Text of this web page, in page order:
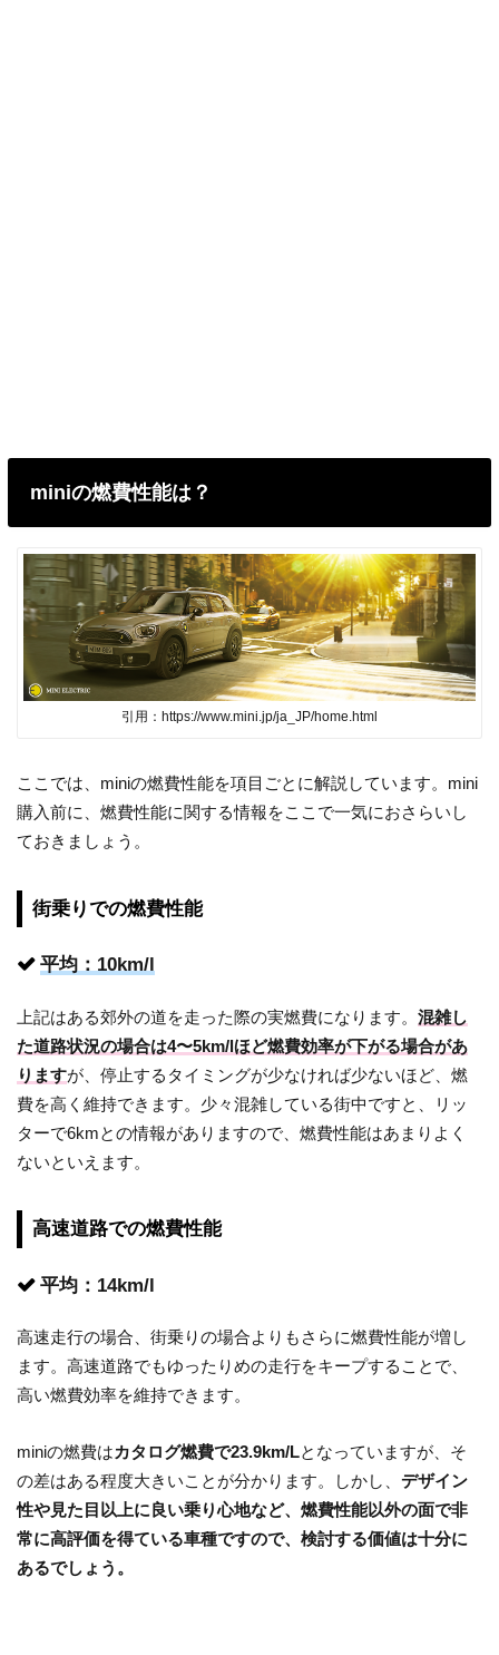
miniの燃費性能は？
引用：https://www.mini.jp/ja_JP/home.html
ここでは、miniの燃費性能を項目ごとに解説しています。mini
購入前に、燃費性能に関する情報をここで一気におさらいし
ておきましょう。
街乗りでの燃費性能
平均：10km/l
上記はある郊外の道を走った際の実燃費になります。混雑し
た道路状況の場合は4〜5km/lほど燃費効率が下がる場合があ
りますが、停止するタイミングが少なければ少ないほど、燃
費を高く維持できます。少々混雑している街中ですと、リッ
ターで6kmとの情報がありますので、燃費性能はあまりよく
ないといえます。
高速道路での燃費性能
平均：14km/l
高速走行の場合、街乗りの場合よりもさらに燃費性能が増し
ます。高速道路でもゆったりめの走行をキープすることで、
高い燃費効率を維持できます。
miniの燃費はカタログ燃費で23.9km/Lとなっていますが、そ
の差はある程度大きいことが分かります。しかし、デザイン
性や見た目以上に良い乗り心地など、燃費性能以外の面で非
常に高評価を得ている車種ですので、検討する価値は十分に
あるでしょう。